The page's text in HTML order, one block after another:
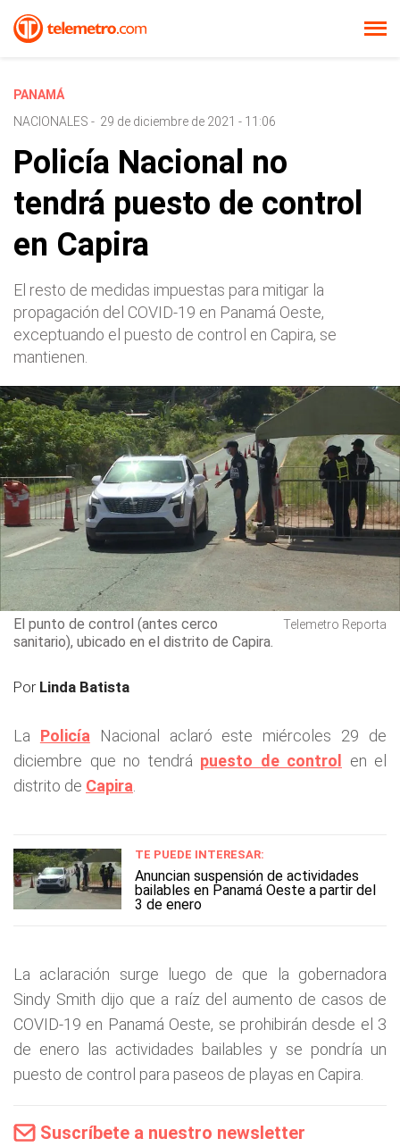
PANAMÁ
NACIONALES - 29 de diciembre de 2021 - 11:06
Policía Nacional no
tendrá puesto de control
en Capira
El resto de medidas impuestas para mitigar la
propagación del COVID-19 en Panamá Oeste,
exceptuando el puesto de control en Capira, se
mantienen.
El punto de control (antes cerco
sanitario), ubicado en el distrito de Capira.
Telemetro Reporta
Por Linda Batista
La Policía Nacional aclaró este miércoles 29 de
diciembre que no tendrá puesto de control en el
distrito de Capira
TE PUEDE INTERESAR:
Anuncian suspensión de actividades
bailables en Panamá Oeste a partir del
3 de enero
La aclaración surge luego de que la gobernadora
Sindy Smith dijo que a raíz del aumento de casos de
COVID-19 en Panamá Oeste, se prohibirán desde el 3
de enero las actividades bailables y se pondría un
puesto de control para paseos de playas en Capira.
Suscríbete a nuestro newsletter